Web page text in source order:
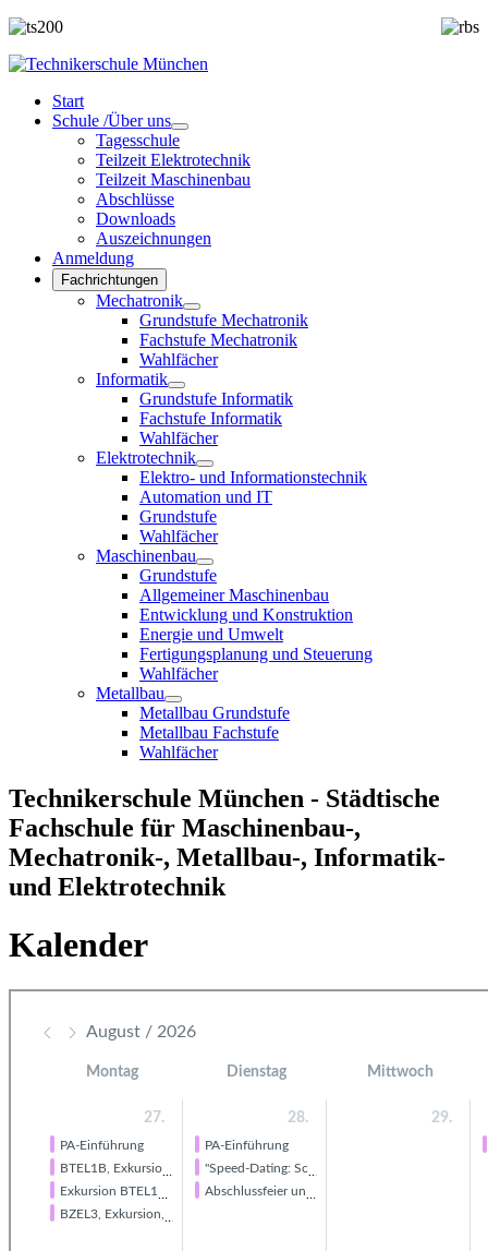
Start
Schule /Über uns
Tagesschule
Teilzeit Elektrotechnik
Teilzeit Maschinenbau
Abschlüsse
Downloads
Auszeichnungen
Anmeldung
Fachrichtungen
Mechatronik
Grundstufe Mechatronik
Fachstufe Mechatronik
Wahlfächer
Informatik
Grundstufe Informatik
Fachstufe Informatik
Wahlfächer
Elektrotechnik
Elektro- und Informationstechnik
Automation und IT
Grundstufe
Wahlfächer
Maschinenbau
Grundstufe
Allgemeiner Maschinenbau
Entwicklung und Konstruktion
Energie und Umwelt
Fertigungsplanung und Steuerung
Wahlfächer
Metallbau
Metallbau Grundstufe
Metallbau Fachstufe
Wahlfächer
Technikerschule München - Städtische
Fachschule für Maschinenbau-,
Mechatronik-, Metallbau-, Informatik-
und Elektrotechnik
Kalender